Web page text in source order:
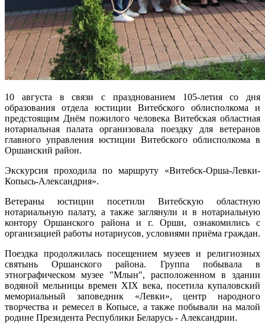
10 августа в связи с празднованием 105-летия со дня
образования отдела юстиции Витебского облисполкома и
предстоящим Днём пожилого человека Витебская областная
нотариальная палата организовала поездку для ветеранов
главного управления юстиции Витебского облисполкома в
Оршанский район.
Экскурсия проходила по маршруту «Витебск-Орша-Левки-
Копысь-Александрия».
Ветераны юстиции посетили Витебскую областную
нотариальную палату, а также заглянули и в нотариальную
контору Оршанского района и г. Орши, ознакомились с
организацией работы нотариусов, условиями приёма граждан.
Поездка продолжилась посещением музеев и религиозных
святынь Оршанского района. Группа побывала в
этнографическом музее "Млын", расположенном в здании
водяной мельницы времен XIX века, посетила купаловский
мемориальный заповедник «Левки», центр народного
творчества и ремесел в Копысе, а также побывали на малой
родине Президента Республики Беларусь - Александрии.